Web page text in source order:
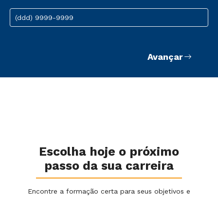
(ddd) 9999-9999
Avançar
Escolha hoje o próximo
passo da sua carreira
Encontre a formação certa para seus objetivos e